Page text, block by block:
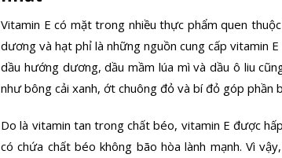
Vitamin E có mặt trong nhiều thực phẩm quen
dương và hạt phỉ là những nguồn cung cấp vitamin
dầu hướng dương, dầu mầm lúa mì và dầu ô liu
như bông cải xanh, ớt chuông đỏ và bí đỏ góp phần
Do là vitamin tan trong chất béo, vitamin E được
có chứa chất béo không bão hòa lành mạnh. Vì